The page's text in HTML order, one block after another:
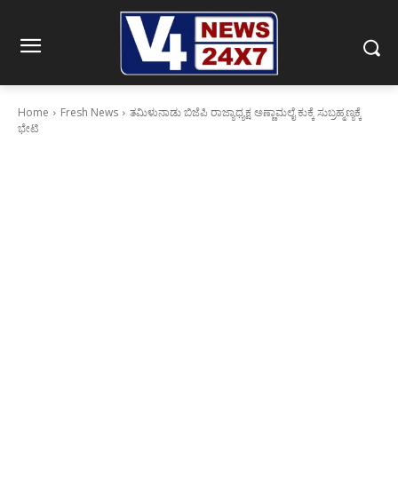
Home Fresh News
ತಮಿಳುನಾಡು ಬಿಜೆಪಿ ರಾಜ್ಯಾಧ್ಯಕ್ಷ ಅಣ್ಣಾಮಲೈ ಕುಕ್ಕೆ ಸುಬ್ರಹ್ಮಣ್ಯಕ್ಕೆ
ಭೇಟಿ